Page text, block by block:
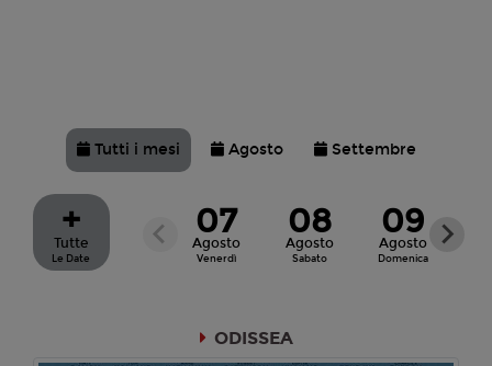
Tutti i mesi Agosto Settembre
+
Tutte
Le Date
07
Agosto
Venerdì
08
Agosto
Sabato
09
Agosto
Domenica
ODISSEA